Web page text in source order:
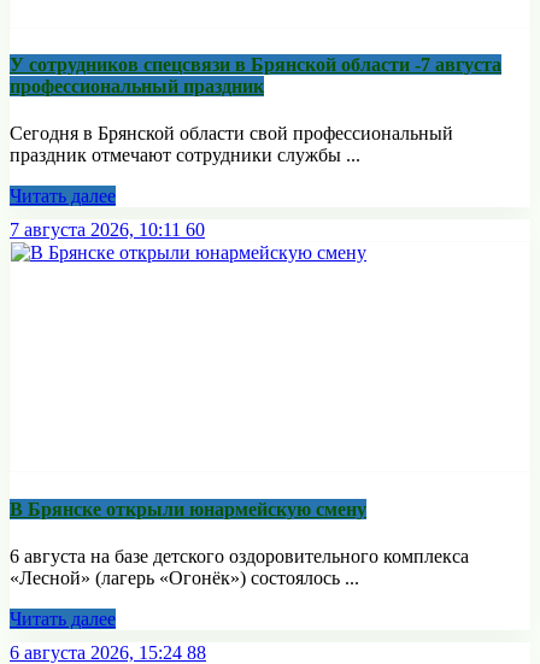
У сотрудников спецсвязи в Брянской области -7 августа
профессиональный праздник
Сегодня в Брянской области свой профессиональный
праздник отмечают сотрудники службы ...
Читать далее
7 августа 2026, 10:11 60
В Брянске открыли юнармейскую смену
6 августа на базе детского оздоровительного комплекса
«Лесной» (лагерь «Огонёк») состоялось ...
Читать далее
6 августа 2026, 15:24 88